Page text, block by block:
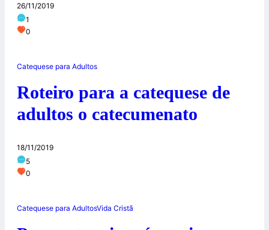
26/11/2019
1
0
Catequese para Adultos
Roteiro para a catequese de
adultos o catecumenato
18/11/2019
5
0
Catequese para AdultosVida Cristã